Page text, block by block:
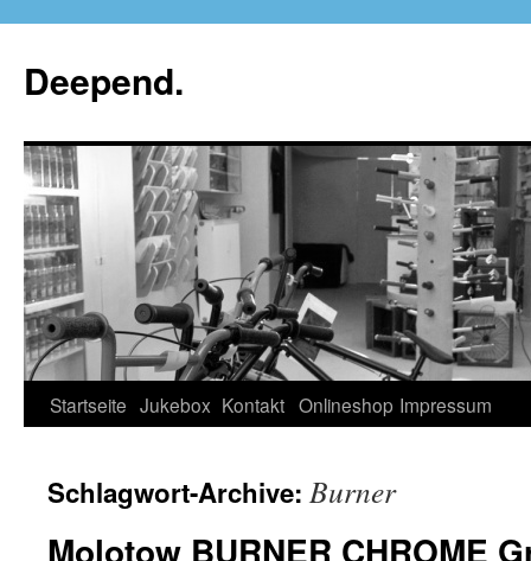
Deepend.
Startseite Jukebox Kontakt Onlineshop Impressum
Schlagwort-Archive: Burner
Molotow BURNER CHROME